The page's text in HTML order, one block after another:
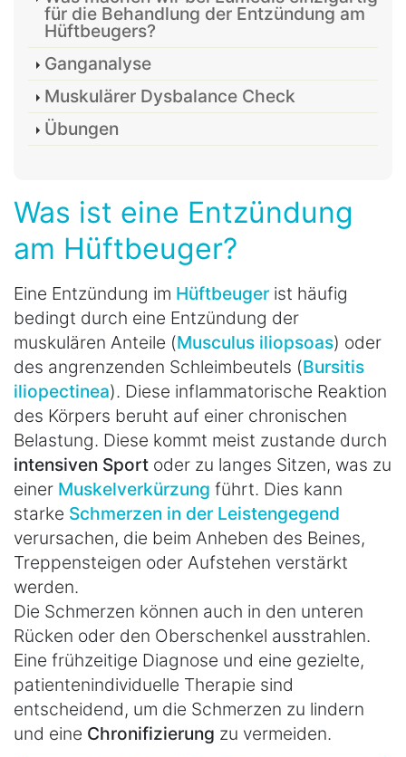
für die Behandlung der Entzündung am
Hüftbeugers?
Ganganalyse
Muskulärer Dysbalance Check
Übungen
Was ist eine Entzündung
am Hüftbeuger?
Eine Entzündung im Hüftbeuger ist häufig
bedingt durch eine Entzündung der
muskulären Anteile (Musculus iliopsoas) oder
des angrenzenden Schleimbeutels (Bursitis
iliopectinea). Diese inflammatorische Reaktion
des Körpers beruht auf einer chronischen
Belastung. Diese kommt meist zustande durch
intensiven Sport oder zu langes Sitzen, was zu
einer Muskelverkürzung führt. Dies kann
starke Schmerzen in der Leistengegend
verursachen, die beim Anheben des Beines,
Treppensteigen oder Aufstehen verstärkt
werden.
Die Schmerzen können auch in den unteren
Rücken oder den Oberschenkel ausstrahlen.
Eine frühzeitige Diagnose und eine gezielte,
patientenindividuelle Therapie sind
entscheidend, um die Schmerzen zu lindern
und eine Chronifizierung zu vermeiden.